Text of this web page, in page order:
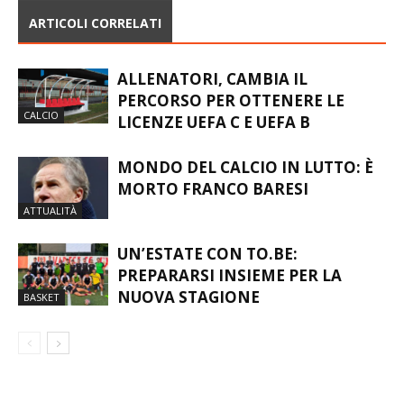
ARTICOLI CORRELATI
CALCIO
ALLENATORI, CAMBIA IL
PERCORSO PER OTTENERE LE
LICENZE UEFA C E UEFA B
ATTUALITÀ
MONDO DEL CALCIO IN LUTTO: È
MORTO FRANCO BARESI
BASKET
UN’ESTATE CON TO.BE:
PREPARARSI INSIEME PER LA
NUOVA STAGIONE